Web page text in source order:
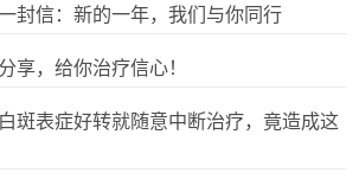
封信：新的一年，我们与你同行
享，给你治疗信心！
斑表症好转就随意中断治疗，竟造成这